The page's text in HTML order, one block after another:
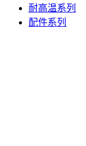
耐高温系列
配件系列